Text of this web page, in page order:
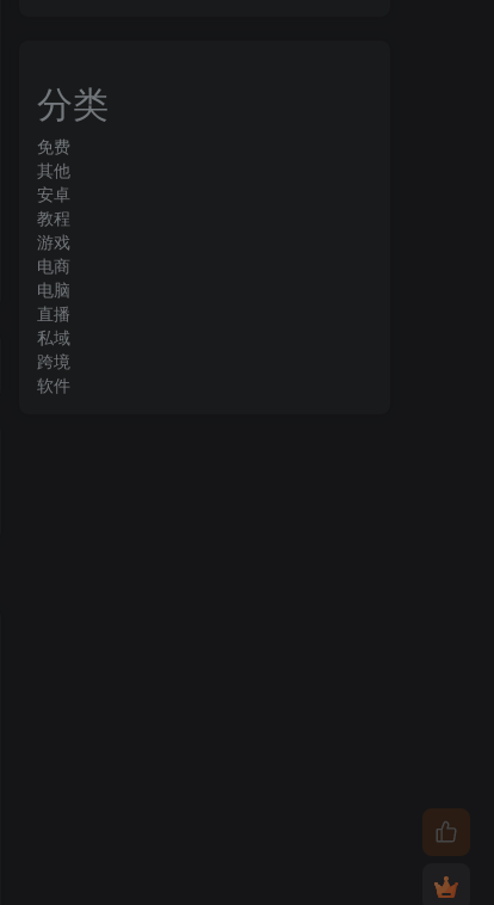
分类
免费
其他
安卓
教程
游戏
电商
电脑
直播
私域
跨境
软件